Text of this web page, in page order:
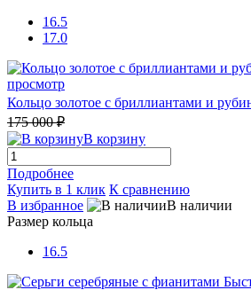
16.5
17.0
просмотр
Кольцо золотое с бриллиантами и
175 000 ₽
В корзину
Подробнее
Купить в 1 клик К сравнению
В избранное
В наличии
Размер кольца
16.5